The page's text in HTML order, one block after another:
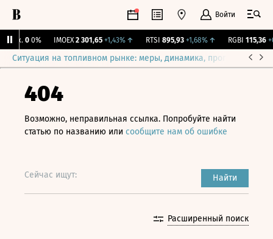
Войти
0 0% IMOEX 2 301,65 +1,43%↑ RTSI 895,93 +1,68%↑ RGBI 115,36
Ситуация на топливном рынке: меры, динамика, прогнозы
404
Возможно, неправильная ссылка. Попробуйте найти
статью по названию или сообщите нам об ошибке
Сейчас ищут: Найти
Расширенный поиск